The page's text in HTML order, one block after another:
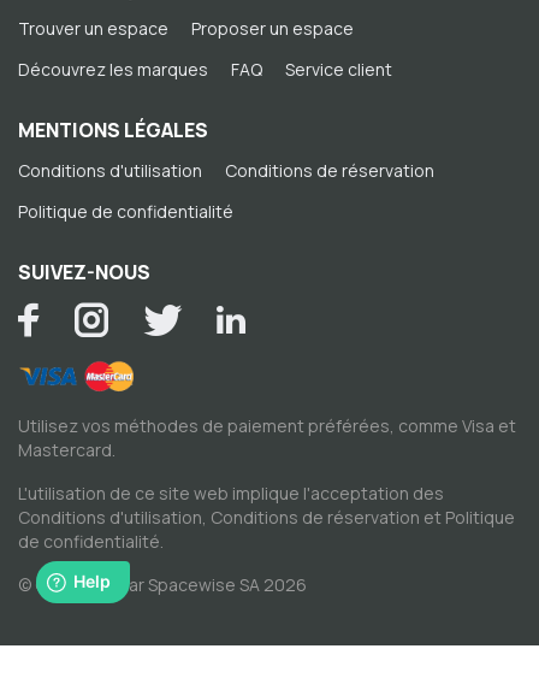
Trouver un espace
Proposer un espace
Découvrez les marques
FAQ Service client
MENTIONS LÉGALES
Conditions d'utilisation
Conditions de réservation
Politique de confidentialité
SUIVEZ-NOUS
Utilisez vos méthodes de paiement préférées, comme Visa et
Mastercard.
L'utilisation de ce site web implique l'acceptation des
Conditions d'utilisation, Conditions de réservation et Politique
de confidentialité.
© Copyright par Spacewise SA 2026